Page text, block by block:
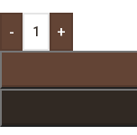
- +